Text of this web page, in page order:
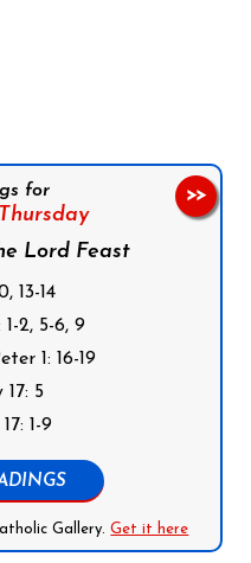
for
Thursday
Lord Feast
13-14
1-2, 5-6, 9
1: 16-19
5
1-9
Gallery.Get it here
>>